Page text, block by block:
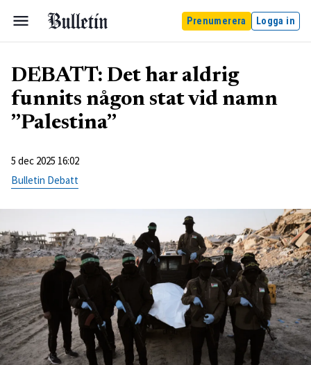
Prenumerera Logga in
DEBATT: Det har aldrig
funnits någon stat vid namn
”Palestina”
5 dec 2025 16:02
Bulletin Debatt